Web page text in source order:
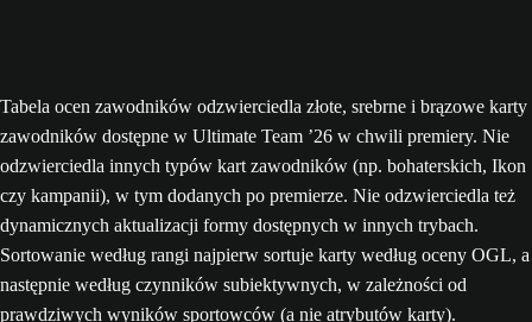
Tabela ocen zawodników odzwierciedla złote, srebrne i brązowe karty
zawodników dostępne w Ultimate Team ’26 w chwili premiery. Nie
odzwierciedla innych typów kart zawodników (np. bohaterskich, Ikon
czy kampanii), w tym dodanych po premierze. Nie odzwierciedla też
dynamicznych aktualizacji formy dostępnych w innych trybach.
Sortowanie według rangi najpierw sortuje karty według oceny OGL, a
następnie według czynników subiektywnych, w zależności od
prawdziwych wyników sportowców (a nie atrybutów karty).